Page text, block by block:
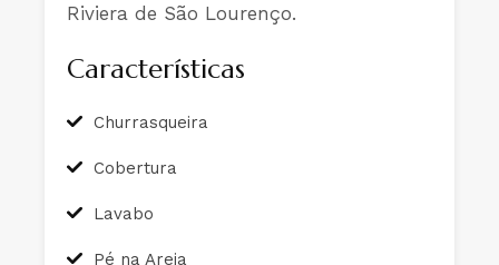
Riviera de São Lourenço.
Características
Churrasqueira
Cobertura
Lavabo
Pé na Areia